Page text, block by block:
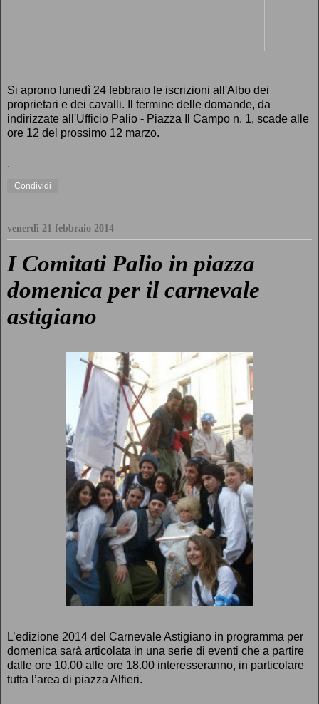
Si aprono lunedì 24 febbraio le iscrizioni all'Albo dei
proprietari e dei cavalli. Il termine delle domande, da
indirizzate all'Ufficio Palio - Piazza Il Campo n. 1, scade alle
ore 12 del prossimo 12 marzo.
.
Condividi
venerdì 21 febbraio 2014
I Comitati Palio in piazza
domenica per il carnevale
astigiano
L’edizione 2014 del Carnevale Astigiano in programma per
domenica sarà articolata in una serie di eventi che a partire
dalle ore 10.00 alle ore 18.00 interesseranno, in particolare
tutta l’area di piazza Alfieri.